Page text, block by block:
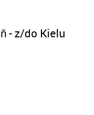
- z/do Kielu